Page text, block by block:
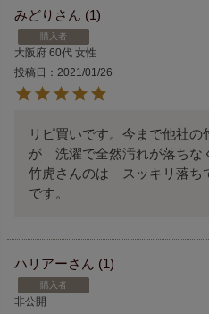
みどり 1
購入者
大阪府 60代 女性
投稿日
2021/01/26
リピ買いです。今まで他社の
が　洗濯で全然汚れが落ち
竹虎さんのは　スッキリ落ち
です。
ハリアー 1
購入者
非公開